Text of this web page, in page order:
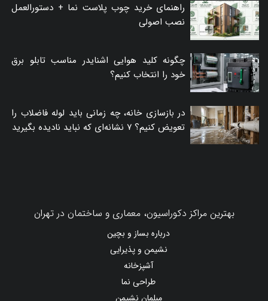
راهنمای خرید چوب پلاست نما + دستورالعمل
نصب اصولی
چگونه کلید هوایی اشنایدر مناسب تابلو برق
خود را انتخاب کنیم؟
در بازسازی خانه، چه زمانی باید لوله فاضلاب را
تعویض کنیم؟ ۷ نشانه‌ای که نباید نادیده بگیرید
بهترین مراکز دکوراسیون، معماری و ساختمان در تهران
درباره بساز و بچین
نشیمن و پذیرایی
آشپزخانه
طراحی نما
مبلمان نشیمن